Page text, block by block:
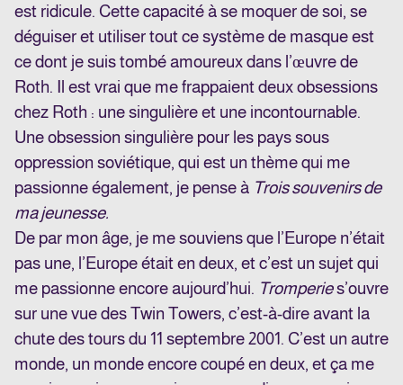
est ridicule. Cette capacité à se moquer de soi, se
déguiser et utiliser tout ce système de masque est
ce dont je suis tombé amoureux dans l’œuvre de
Roth. Il est vrai que me frappaient deux obsessions
chez Roth : une singulière et une incontournable.
Une obsession singulière pour les pays sous
oppression soviétique, qui est un thème qui me
passionne également, je pense à Trois souvenirs de
ma jeunesse.
De par mon âge, je me souviens que l’Europe n’était
pas une, l’Europe était en deux, et c’est un sujet qui
me passionne encore aujourd’hui. Tromperies’ouvre
sur une vue des Twin Towers, c’est-à-dire avant la
chute des tours du 11 septembre 2001. C’est un autre
monde, un monde encore coupé en deux, et ça me